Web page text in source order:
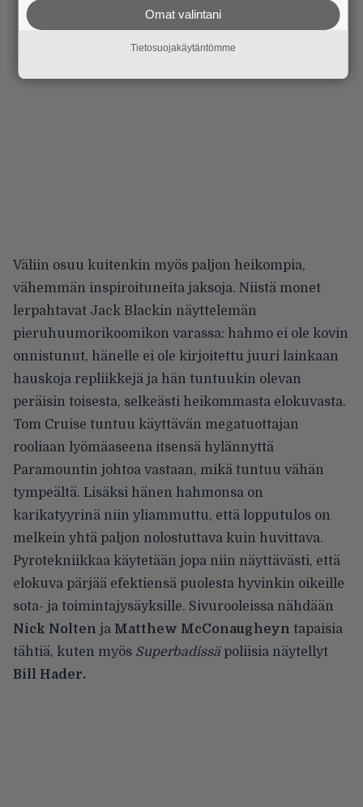
Väliin osuu kuitenkin myös paljon heikompia,
vähemmän inspiroituneita jaksoja. Niistä monet
lerpahtavat Jack Blackin näyttelemän
pieruhuumorikoomikon varassa: hahmo ei ole kovin
onnistunut, hänelle ei ole kirjoitettu juuri lainkaan
hauskoja repliikkejä ja hän tuntuukin olevan
peräisin toisesta, selkeästi heikommasta elokuvasta.
Tom Cruise tuntuu käyttävän megatuottajan
rooliaan lyömäaseena itsensä hylännyttä
Paramountin johtoa vastaan, mikä tuntuu vähän
tympeältä. Lisäksi hänen hahmonsa on
karikatyyrinä niin yliammuttu, että lopputulos on
melkein yhtä paljon nolostuttava kuin huvittava.
Pyrotekniikkaa käytetään jopa niin näyttävästi, että
elokuva pärjää efektiensä puolesta hyvinkin oikeille
sota- ja toimintajysäyksille. Sivurooleissa nähdään
Nick Nolten ja Matthew McConaugheyn tapaisia
tähtiä, kuten myös Superbadissäpoliisia näytellyt
Bill Hader.
Omat valintani
Tietosuojakäytäntömme